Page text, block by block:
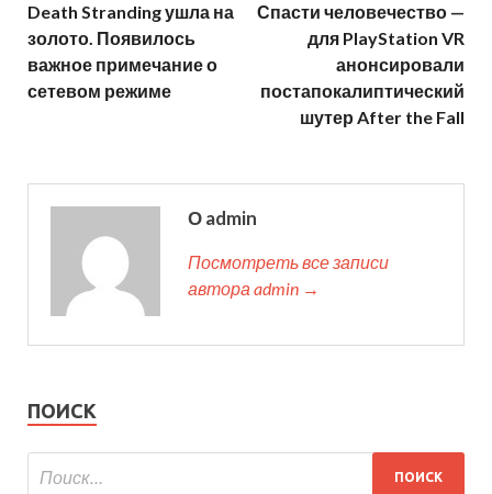
Death Stranding ушла на
золото. Появилось
важное примечание о
сетевом режиме
Спасти человечество —
для PlayStation VR
анонсировали
постапокалиптический
шутер After the Fall
О admin
Посмотреть все записи
автора admin →
ПОИСК